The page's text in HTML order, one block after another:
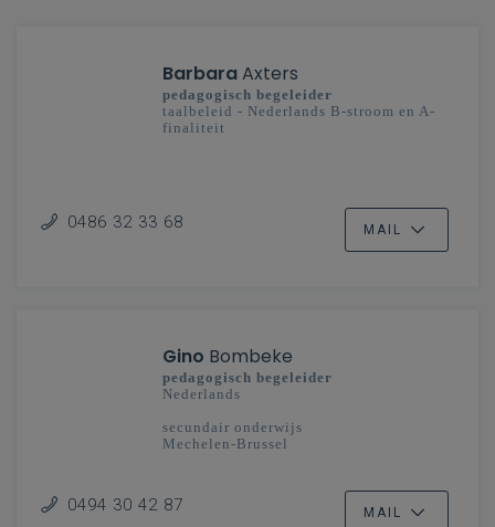
BarbaraAxters
pedagogisch begeleider
taalbeleid - Nederlands B-stroom en A-
finaliteit
0486 32 33 68 MAIL
Gino Bombeke
pedagogisch begeleider
Nederlands
secundair onderwijs
Mechelen-Brussel
0494 30 42 87 MAIL